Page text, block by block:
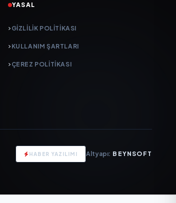
YASAL
GIZLILIK POLITIKASI
KULLANIM ŞARTLARI
ÇEREZ POLITIKASI
HABER YAZILIMI Altyapı: BEYNSOFT